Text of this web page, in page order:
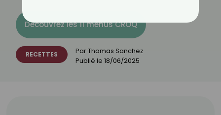
Découvrez les 11 menus CROQ
RECETTES ParThomas Sanchez
Publié le 18/06/2025